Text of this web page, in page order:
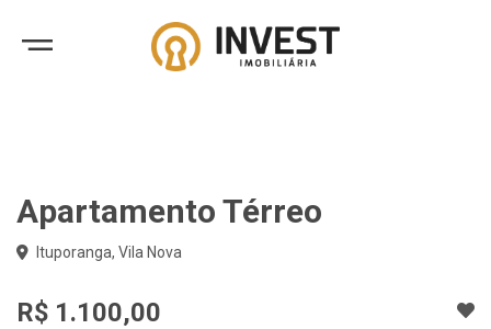
Apartamento Térreo
Ituporanga, Vila Nova
R$ 1.100,00